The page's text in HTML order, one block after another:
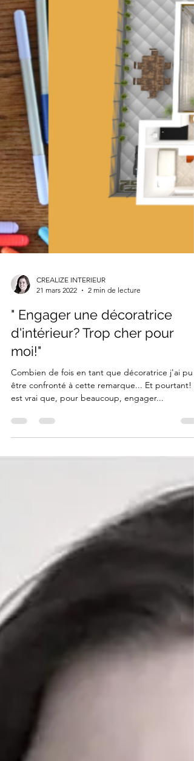
21 mars 2022
2 min de lecture
" Engager une décoratrice
d'intérieur? Trop cher pour
moi!"
Combien de fois en tant que décoratrice j'ai pu
est vrai que, pour beaucoup, engager...